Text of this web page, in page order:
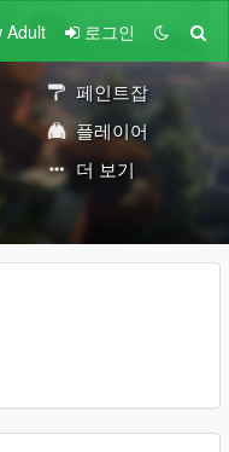
Adult 로그인
페인트잡
플레이어
더 보기